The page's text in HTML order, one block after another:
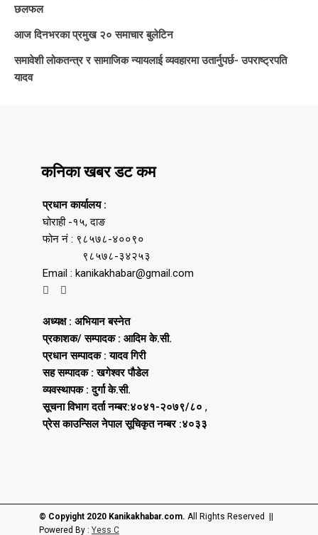
छलफल
आज दिनभरका प्रमुख २० समाचार बुलेटिन
समावेशी लोकतन्त्र र सामाजिक न्यायलाई व्यवहारमा उतार्नुपर्छ- उपराष्ट्रपति
यादव
कनिका खबर डट कम
प्रधान कार्यालय :
घोराही -१५, दाङ
फोन नं : ९८५७८-४००९०
९८५७८-३४२५३
Email : kanikakhabar@gmail.com
अध्यक्ष : अभियान बस्नेत
प्रकाशक/ सम्पादक : आदिम के.सी.
प्रधान सम्पादक : यादव गिरी
सह सम्पादक : खगेश्वर पौडेल
व्यवस्थापक : दुर्गा के.सी.
सूचना विभाग दर्ता नम्बर:४०४१-२०७९/८० ,
प्रेस काउन्सिल नेपाल सूचिकृत नम्बर :४०३३
© Copyight 2020 Kanikakhabar.com. All Rights Reserved ||
Powered By : Yess C